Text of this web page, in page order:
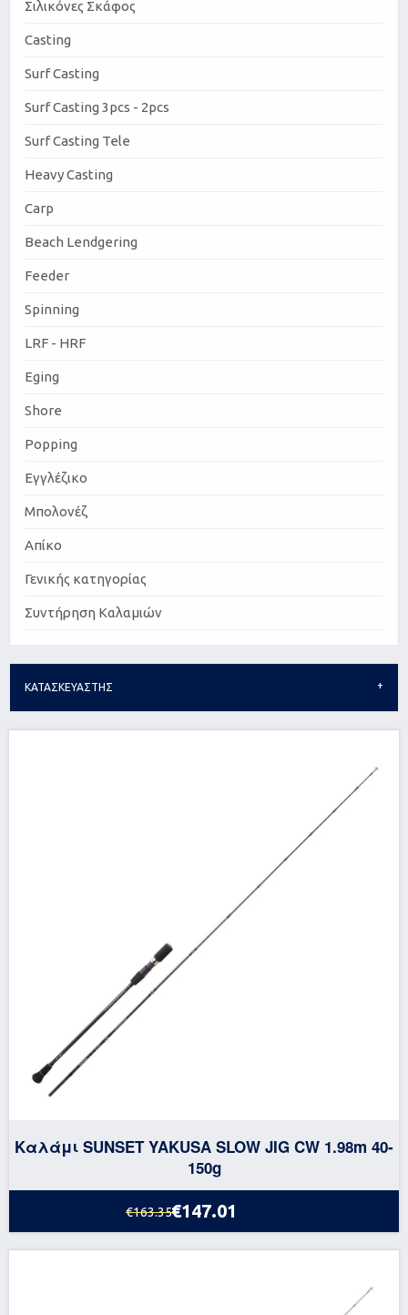
Σιλικόνες Σκάφος
Casting
Surf Casting
Surf Casting 3pcs - 2pcs
Surf Casting Tele
Heavy Casting
Carp
Beach Lendgering
Feeder
Spinning
LRF - HRF
Eging
Shore
Popping
Εγγλέζικο
Μπολονέζ
Απίκο
Γενικής κατηγορίας
Συντήρηση Καλαμιών
ΚΑΤΑΣΚΕΥΑΣΤΗΣ
Καλάμι SUNSET YAKUSA SLOW JIG CW 1.98m 40-
150g
€163.35€147.01